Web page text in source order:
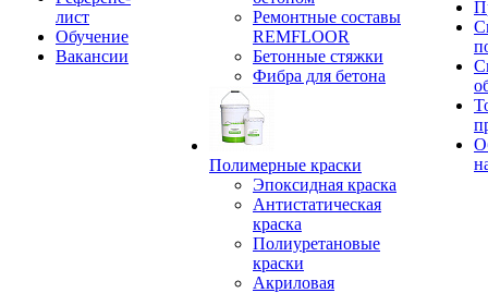
лист
Обучение
Вакансии
Ремонтные составы
REMFLOOR
Бетонные стяжки
Фибра для бетона
Полимерные краски
Эпоксидная краска
Антистатическая
краска
Полиуретановые
краски
Акриловая